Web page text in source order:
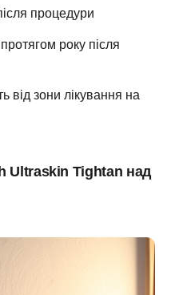
процедури
року після
від зони лікування на
Ultraskin Tightan над